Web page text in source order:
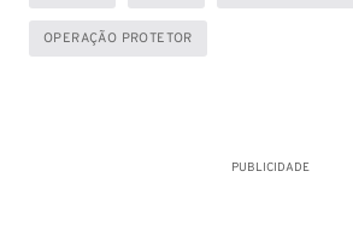
OPERAÇÃO PROTETOR
PUBLICIDADE